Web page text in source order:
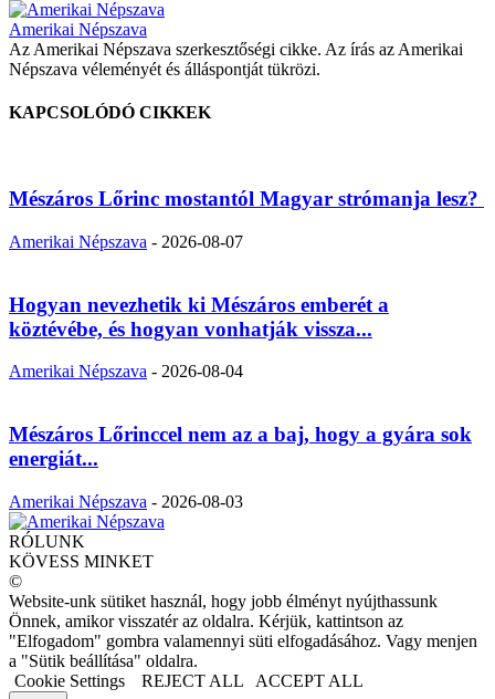
Amerikai Népszava
Az Amerikai Népszava szerkesztőségi cikke. Az írás az Amerikai
Népszava véleményét és álláspontját tükrözi.
KAPCSOLÓDÓ CIKKEK
Mészáros Lőrinc mostantól Magyar strómanja lesz?
Amerikai Népszava - 2026-08-07
Hogyan nevezhetik ki Mészáros emberét a
köztévébe, és hogyan vonhatják vissza...
Amerikai Népszava - 2026-08-04
Mészáros Lőrinccel nem az a baj, hogy a gyára sok
energiát...
Amerikai Népszava - 2026-08-03
RÓLUNK
KÖVESS MINKET
©
Website-unk sütiket használ, hogy jobb élményt nyújthassunk
Önnek, amikor visszatér az oldalra. Kérjük, kattintson az
"Elfogadom" gombra valamennyi süti elfogadásához. Vagy menjen
a "Sütik beállítása" oldalra.
Cookie Settings
REJECT ALL ACCEPT ALL